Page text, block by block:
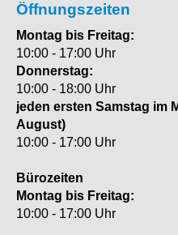
Öffnungszeiten
Montag bis Freitag:
10:00 - 17:00 Uhr
Donnerstag:
10:00 - 18:00 Uhr
jeden ersten Samstag im
August)
10:00 - 17:00 Uhr
Bürozeiten
Montag bis Freitag:
10:00 - 17:00 Uhr